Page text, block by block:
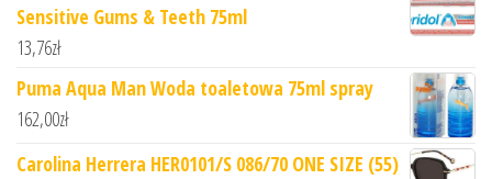
Sensitive Gums & Teeth 75ml
13,76zł
Puma Aqua Man Woda toaletowa 75ml spray
162,00zł
Carolina Herrera HER0101/S 086/70 ONE SIZE (55)